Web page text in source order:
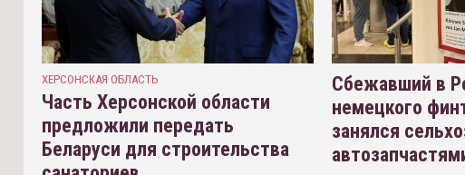
ХЕРСОНСКАЯ ОБЛАСТЬ
Часть Херсонской области
предложили передать
Беларуси для строительства
Сбежавший в
немецкого
занялся